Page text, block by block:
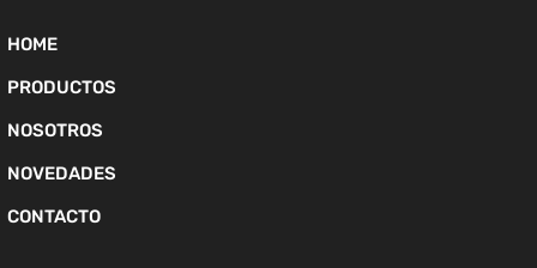
HOME
PRODUCTOS
NOSOTROS
NOVEDADES
CONTACTO